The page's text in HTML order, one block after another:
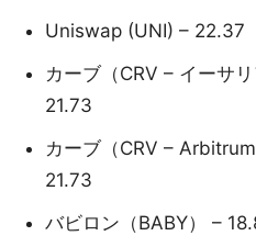
Uniswap (UNI) – 22.37
カーブ（CRV – イーサ
21.73
カーブ（CRV –
21.73
バビロン（BABY） –